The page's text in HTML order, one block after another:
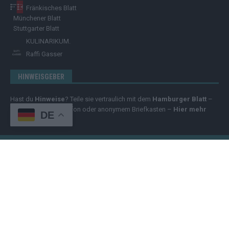
Fränkisches Blatt
Münchener Blatt
Stuttgarter Blatt
KULINARIKUM.
Raffi Gasser
HINWEISGEBER
Hast du Hinweise? Teile sie vertraulich mit dem Hamburger Blatt –
per Post, E-Mail, Telefon oder anonymem Briefkasten – Hier mehr
erfahren
DE